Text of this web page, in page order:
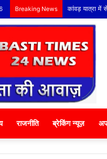
Breaking News कांवड़ यात्रा में
राजनीति ब्रेकिंग न्यूज़